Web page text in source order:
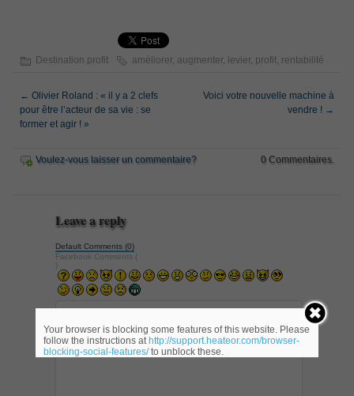
Destination profit améliorer, augmenter, levier, profit rentabilité
← Olivier Roland : « il y a 2 clefs
pour être l’acteur de sa vie : se
former et agir ! »
Voici votre nouvelle machine à
vendre ! →
Voulez-vous laisser un commentaire? 0 Commentaires.
Leave a reply
Default Comments (0)
Facebook Comments (
)
Your browser is blocking some features of this website. Please
follow the instructions at http://support.heateor.com/browser-
blocking-social-features/to unblock these.